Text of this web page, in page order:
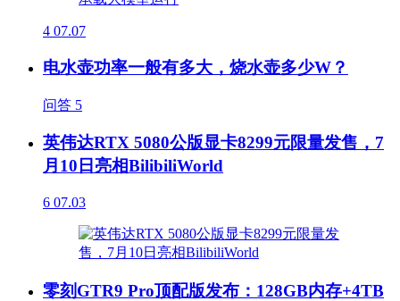
4 07.07
电水壶功率一般有多大，烧水壶多少W？
问答 5
英伟达RTX 5080公版显卡8299元限量发售，7
月10日亮相BilibiliWorld
6 07.03
零刻GTR9 Pro顶配版发布：128GB内存+4TB